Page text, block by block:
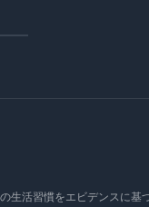
生活習慣をエビデンスに基